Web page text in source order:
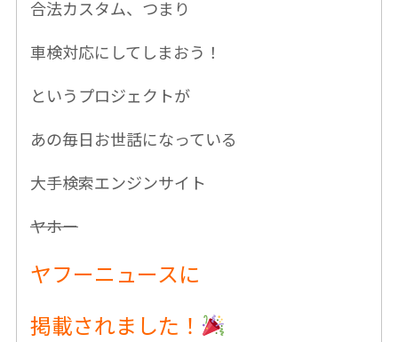
合法カスタム、つまり
車検対応にしてしまおう！
というプロジェクトが
あの毎日お世話になっている
大手検索エンジンサイト
ヤホー
ヤフーニュースに
掲載されました！